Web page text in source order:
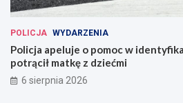
POLICJA WYDARZENIA
Policja apeluje o pomoc w
potrącił matkę z dziećmi
6 sierpnia 2026